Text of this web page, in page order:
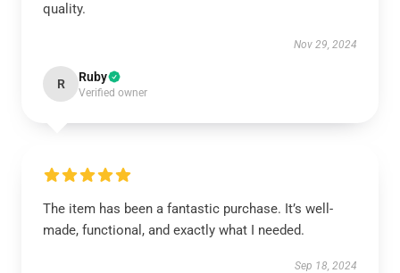
quality.
Nov 29, 2024
R Ruby
Verified owner
The item has been a fantastic purchase. It’s well-
made, functional, and exactly what I needed.
Sep 18, 2024